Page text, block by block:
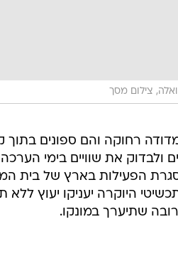
צילום מסך
רחוקה והם ספונים
ולבדוק את שוויים בימי
הפעילות בארץ של בית
היוקרה יעניקו יעוץ ללא
שתיערך במונקו.